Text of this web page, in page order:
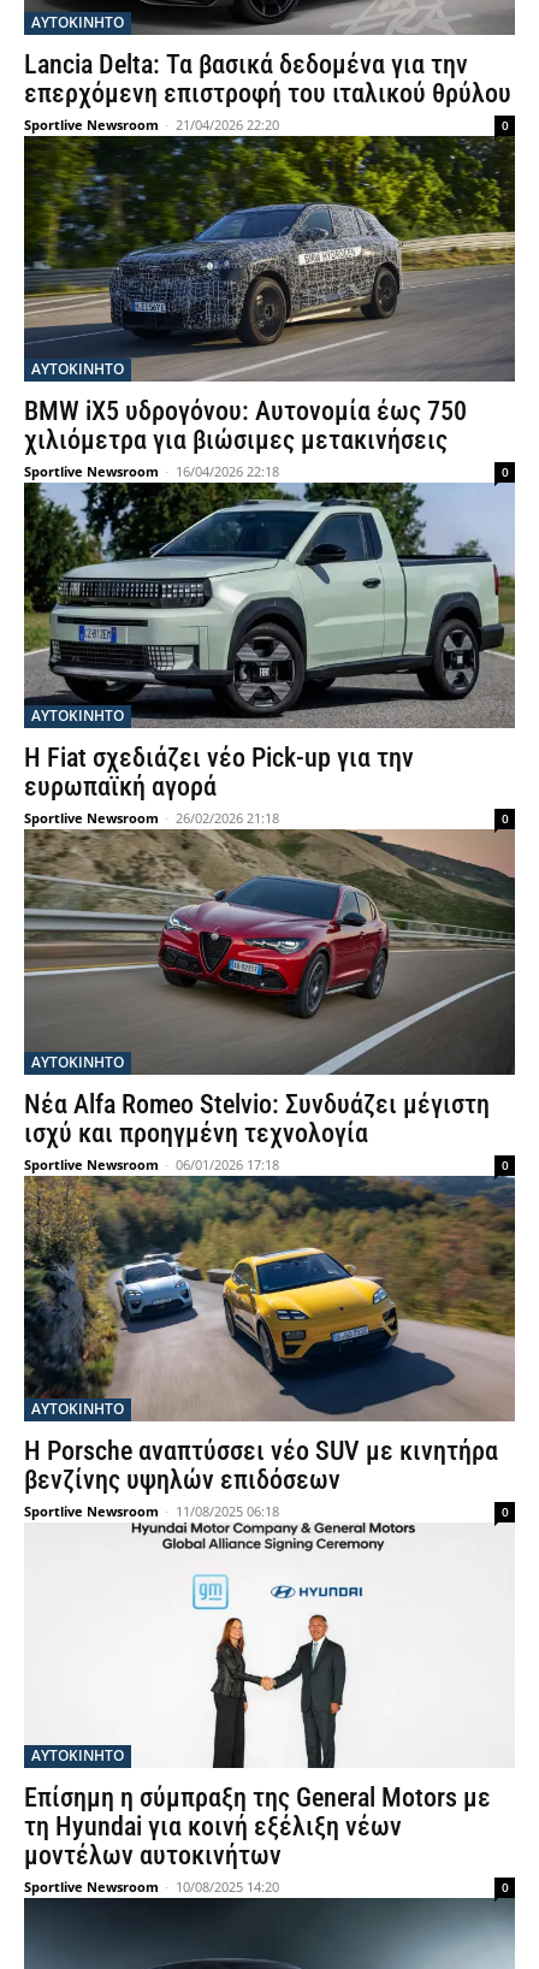
ΑΥΤΟΚΙΝΗΤΟ
Lancia Delta: Τα βασικά δεδομένα για την
επερχόμενη επιστροφή του ιταλικού θρύλου
Sportlive Newsroom - 21/04/2026 22:20 0
ΑΥΤΟΚΙΝΗΤΟ
BMW iX5 υδρογόνου: Αυτονομία έως 750
χιλιόμετρα για βιώσιμες μετακινήσεις
Sportlive Newsroom - 16/04/2026 22:18 0
ΑΥΤΟΚΙΝΗΤΟ
Η Fiat σχεδιάζει νέο Pick-up για την
ευρωπαϊκή αγορά
Sportlive Newsroom - 26/02/2026 21:18 0
ΑΥΤΟΚΙΝΗΤΟ
Νέα Alfa Romeo Stelvio: Συνδυάζει μέγιστη
ισχύ και προηγμένη τεχνολογία
Sportlive Newsroom - 06/01/2026 17:18 0
ΑΥΤΟΚΙΝΗΤΟ
Η Porsche αναπτύσσει νέο SUV με κινητήρα
βενζίνης υψηλών επιδόσεων
Sportlive Newsroom - 11/08/2025 06:18 0
ΑΥΤΟΚΙΝΗΤΟ
Επίσημη η σύμπραξη της General Motors με
τη Hyundai για κοινή εξέλιξη νέων
μοντέλων αυτοκινήτων
Sportlive Newsroom - 10/08/2025 14:20 0